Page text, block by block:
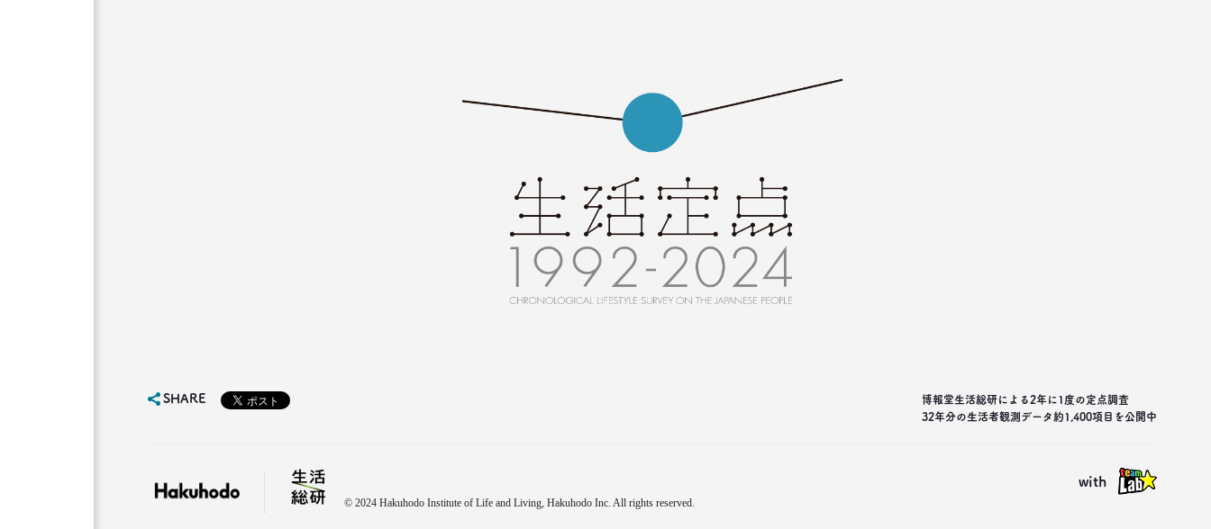
SHARE
博報堂生活総研による2年に1度の定点調査
32年分の生活者観測データ約1,400項目を公開中
with
© 2024 Hakuhodo Institute of Life and Living, Hakuhodo Inc. All rights reserved.